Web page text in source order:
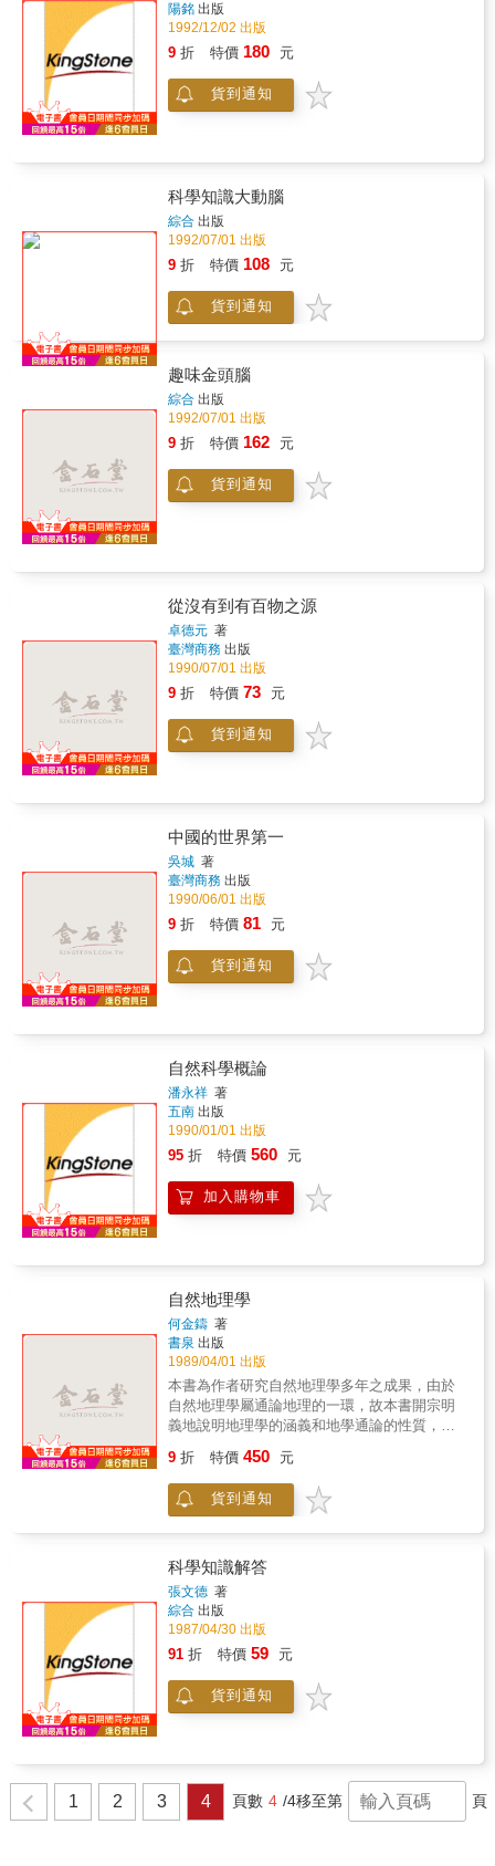
陽銘 出版
1992/12/02 出版
9 折 特價 180 元
貨到通知
科學知識大動腦
綜合 出版
1992/07/01 出版
9 折 特價 108 元
貨到通知
趣味金頭腦
綜合
出版
1992/07/01 出版
折 特價 162
從沒有到有百物之源
卓德元
著
臺灣商務出版
1990/07/01 出版
折 特價 73
中國的世界第一
吳城 著
臺灣商務出版
1990/06/01 出版
折 特價 81
自然科學概論
潘永祥
著
五南出版
1990/01/01 出版
95 折 特價 560
自然地理學
何金鑄 著
書泉 出版
1989/04/01 出版
本書為作者研究自然地理學多年之成果，由於
自然地理學屬通論地理的一環，故本書開宗明
介紹地球的運動及其影響、經緯線和地圖等，
接著進入自然地理學的主軸，次第論述了氣
候、水文、地形、土壤及生物等主題，有系統
地將自然地理學的知識一一呈現，引領讀者進
入富麗壯觀的地理天地。
9 折 特價 450 元
科學知識解答
張文德
著
綜合出版
1987/04/30 出版
91 折 特價 59